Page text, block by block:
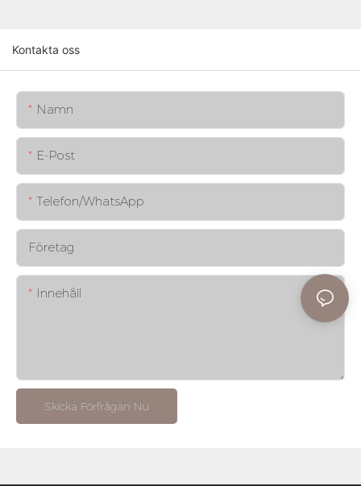
Kontakta oss
Namn
E-Post
Telefon/whatsApp
Företag
Innehåll
Skicka Förfrågan Nu